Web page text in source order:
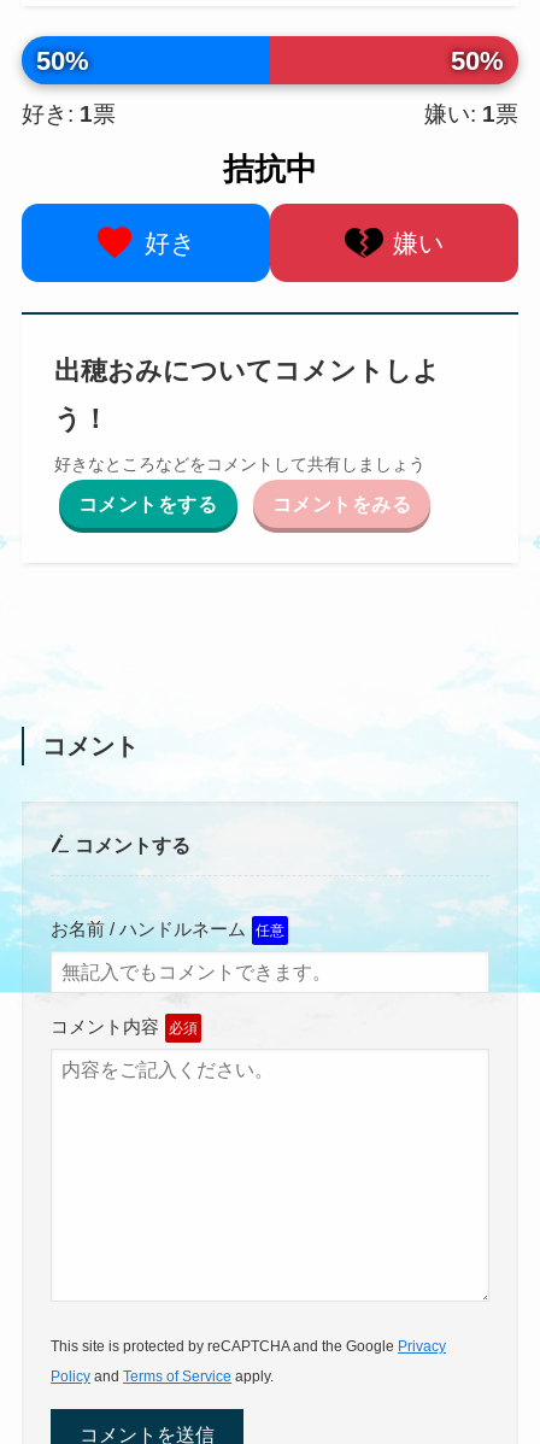
50% 50%
好き: 1票 嫌い: 1票
拮抗中
好き 嫌い
出穂おみについてコメントしよ
う！
好きなところなどをコメントして共有しましょう
コメントをする コメントをみる
コメント
コメントする
お名前 / ハンドルネーム 任意
コメント内容 必須
This site is protected by reCAPTCHA and the Google Privacy
Policy andTerms of Service apply.